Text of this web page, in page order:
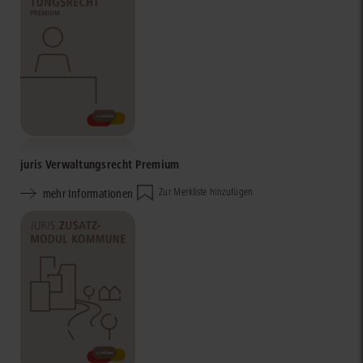
juris Verwaltungsrecht Premium
mehr Informationen
Zur Merkliste hinzufügen